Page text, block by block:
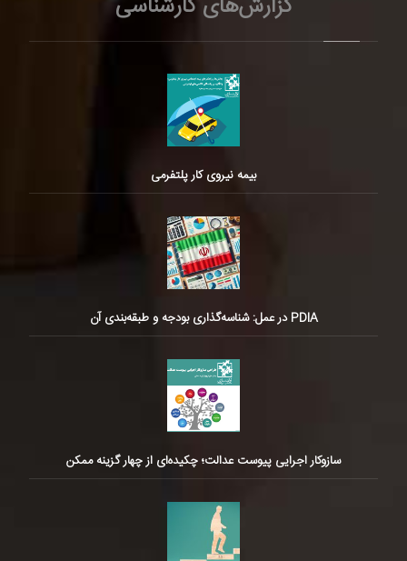
گزارش‌های کارشناسی
بیمه نیروی کار پلتفرمی
PDIA در عمل: شناسه‌گذاری بودجه و طبقه‌بندی آن
سازوکار اجرایی پیوست عدالت؛ چکیده‌ای از چهار گزینه ممکن